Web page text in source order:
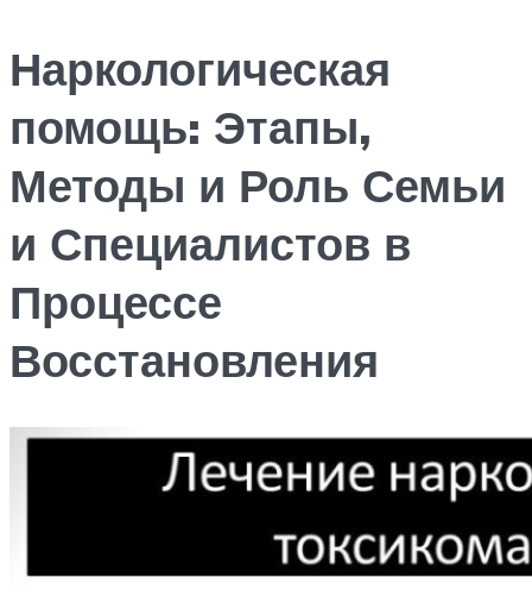
Наркологическая
помощь: Этапы,
Методы и Роль Семьи
и Специалистов в
Процессе
Восстановления